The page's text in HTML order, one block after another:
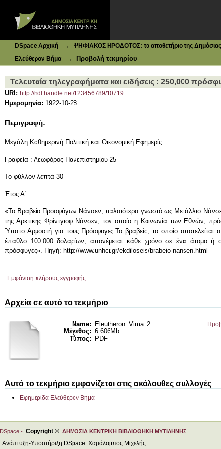
DSpace Αρχική →
ΨΗΦΙΑΚΟΣ ΗΡΟΔΟΤΟΣ: το αποθετήριο της Δημόσιας
Ελεύθερον Βήμα
→ Προβολή τεκμηρίου
Τελευταία τηλεγραφήματα και ειδήσεις : 250,000
URI: http://hdl.handle.net/123456789/10719
Ημερομηνία: 1922-10-28
Περιγραφή:
Μεγάλη Καθημερινή Πολιτική και Οικονομική Εφημερίς
Γραφεία : Λεωφόρος Πανεπιστημίου 25
Το φύλλον λεπτά 30
Έτος Α΄
«Το Βραβείο Προσφύγων Νάνσεν, παλαιότερα γνωστό ως Μετάλλιο
της Αρκτικής Φρίντγιοφ Νάνσεν, τον οποίο η Κοινωνία των Εθνών,
Ύπατο Αρμοστή για τους Πρόσφυγες.Το βραβείο, το οποίο αποτελείται
έπαθλο 100.000 δολαρίων, απονέμεται κάθε χρόνο σε ένα άτομο ή
πρόσφυγες». Πηγή: http://www.unhcr.gr/ekdiloseis/brabeio-nansen.html
Εμφάνιση πλήρους εγγραφής
Αρχεία σε αυτό το τεκμήριο
Name:
Eleutheron_Vima_2 ...
Μέγεθος: 6.606Mb
Τύπος:
PDF
Αυτό το τεκμήριο εμφανίζεται στις ακόλουθες συλλογές
Εφημερίδα Ελεύθερον Βήμα
DSpace - Copyright © ΔΗΜΟΣΙΑ ΚΕΝΤΡΙΚΗ ΒΙΒΛΙΟΘΗΚΗ ΜΥΤΙΛΗΝΗΣ
Ανάπτυξη-Υποστήριξη DSpace: Χαράλαμπος Μιχελής